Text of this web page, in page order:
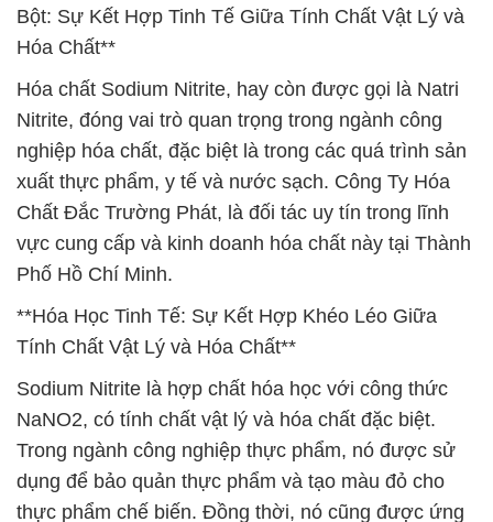
Bột: Sự Kết Hợp Tinh Tế Giữa Tính Chất Vật Lý và
Hóa Chất**
Hóa chất Sodium Nitrite, hay còn được gọi là Natri
Nitrite, đóng vai trò quan trọng trong ngành công
nghiệp hóa chất, đặc biệt là trong các quá trình sản
xuất thực phẩm, y tế và nước sạch. Công Ty Hóa
Chất Đắc Trường Phát, là đối tác uy tín trong lĩnh
vực cung cấp và kinh doanh hóa chất này tại Thành
Phố Hồ Chí Minh.
**Hóa Học Tinh Tế: Sự Kết Hợp Khéo Léo Giữa
Tính Chất Vật Lý và Hóa Chất**
Sodium Nitrite là hợp chất hóa học với công thức
NaNO2, có tính chất vật lý và hóa chất đặc biệt.
Trong ngành công nghiệp thực phẩm, nó được sử
dụng để bảo quản thực phẩm và tạo màu đỏ cho
thực phẩm chế biến. Đồng thời, nó cũng được ứng